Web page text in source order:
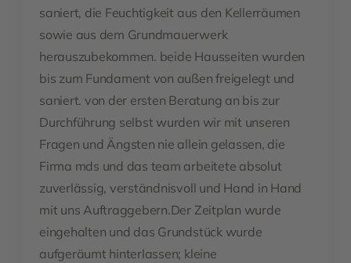
saniert, die Feuchtigkeit aus den Kellerräumen
sowie aus dem Grundmauerwerk
herauszubekommen. beide Hausseiten wurden
bis zum Fundament von außen freigelegt und
saniert. von der ersten Beratung an bis zur
Durchführung selbst wurden wir mit unseren
Fragen und Ängsten nie allein gelassen, die
Firma mds und das team arbeitete absolut
zuverlässig, verständnisvoll und Hand in Hand
mit uns Auftraggebern.Der Zeitplan wurde
eingehalten und das Grundstück wurde
aufgeräumt hinterlassen; kleine